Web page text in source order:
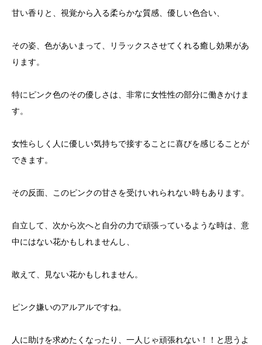
甘い香りと、視覚から入る柔らかな質感、優しい色合い、
その姿、色があいまって、リラックスさせてくれる癒し効果があ
ります。
特にピンク色のその優しさは、非常に女性性の部分に働きかけま
す。
女性らしく人に優しい気持ちで接することに喜びを感じることが
できます。
その反面、このピンクの甘さを受けいれられない時もあります。
自立して、次から次へと自分の力で頑張っているような時は、意
中にはない花かもしれませんし、
敢えて、見ない花かもしれません。
ピンク嫌いのアルアルですね。
人に助けを求めたくなったり、一人じゃ頑張れない！！と思うよ